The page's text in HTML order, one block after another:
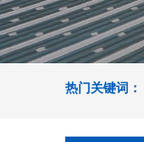
热门关键词：